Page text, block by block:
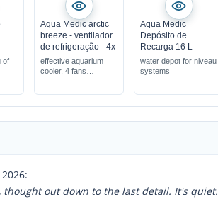
of
Aqua Medic arctic
breeze - ventilador
de refrigeração - 4x
effective aquarium
cooler, 4 fans
Aqua Medic
Depósito de
Recarga 16 L
water depot for niveau
systems
out down to the last detail. It's quiet.